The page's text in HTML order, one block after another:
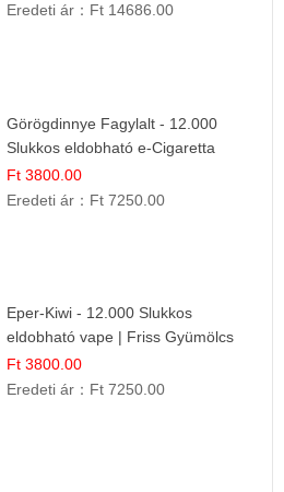
Eredeti ár： Ft 14686.00
Görögdinnye Fagylalt - 12.000
Slukkos eldobható e-Cigaretta
Ft 3800.00
Eredeti ár： Ft 7250.00
Eper-Kiwi - 12.000 Slukkos
eldobható vape | Friss Gyümölcs
Kombináció
Ft 3800.00
Eredeti ár： Ft 7250.00